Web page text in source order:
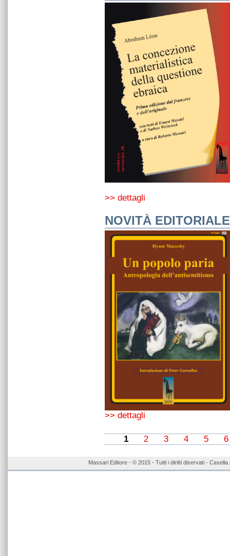
>> dettagli
NOVITÀ
>> dettagli
1 2 3 4 5 6
Massari Editore - © 2015 - Tutti i diritti diservati -